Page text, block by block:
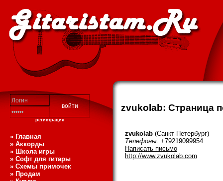
регистрация
zvukolab: Страница
» Главная
» Аккорды
» Школа игры
» Софт для гитары
» Схемы примочек
» Продам
zvukolab (Санкт-Петербург)
Телефоны: +79219099954
Написать письмо
http://www.zvukolab.com